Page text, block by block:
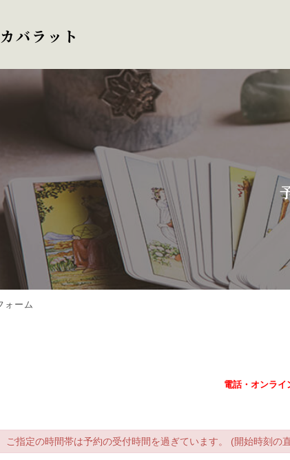
バラット
ォーム
電話・オンライ
ご指定の時間帯は予約の受付時間を過ぎています。 (開始時刻の